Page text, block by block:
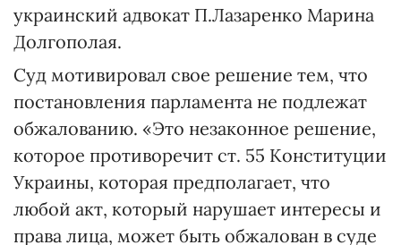
украинский адвокат П.Лазаренко Марина
Долгополая.
Суд мотивировал свое решение тем, что
постановления парламента не подлежат
обжалованию. «Это незаконное решение,
которое противоречит ст. 55 Конституции
Украины, которая предполагает, что
любой акт, который нарушает интересы и
права лица, может быть обжалован в суде